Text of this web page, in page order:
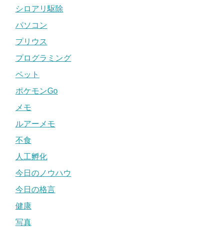
シロアリ駆除
パソコン
プリウス
プログラミング
ペット
ポケモンGo
メモ
ルアーメモ
不食
人工孵化
今日のノウハウ
今日の格言
健康
写真